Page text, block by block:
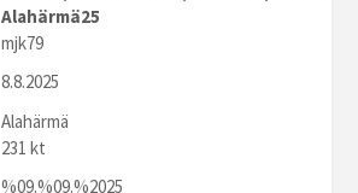
Alahärmä25
mjk79
8.8.2025
Alahärmä
231 kt
%09.%09.%2025